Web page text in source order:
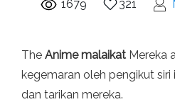
1679 321
The Anime malaikat Mereka
kegemaran oleh pengikut siri
dan tarikan mereka.